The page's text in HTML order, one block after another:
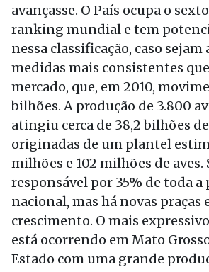
avançasse. O País ocupa o
ranking mundial e tem
nessa classificação, caso sejam
medidas mais consistentes
mercado, que, em 2010,
bilhões. A produção de 3.800
atingiu cerca de 38,2 bilhões
originadas de um plantel
milhões e 102 milhões de aves.
responsável por 35% de toda a
nacional, mas há novas praças
crescimento. O mais
está ocorrendo em Mato
Estado com uma grande